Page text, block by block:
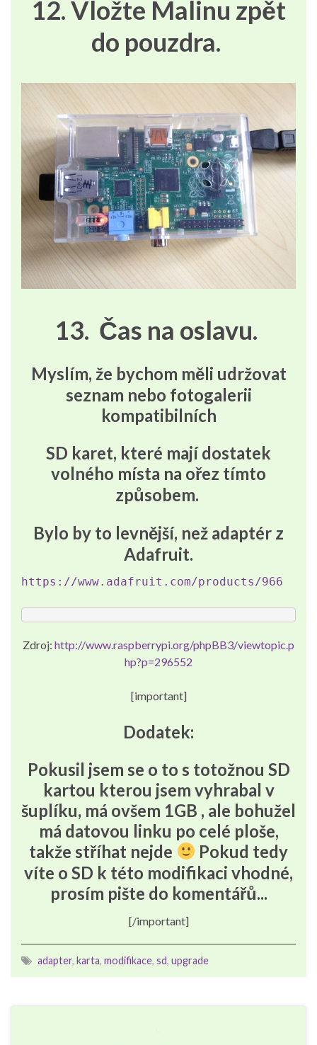
12. Vložte Malinu zpět
do pouzdra.
13. Čas na oslavu.
Myslím, že bychom měli udržovat
seznam nebo fotogalerii
kompatibilních
SD karet, které mají dostatek
volného místa na ořez tímto
způsobem.
Bylo by to levnější, než adaptér z
Adafruit.
https://www.adafruit.com/products/966
Zdroj: http://www.raspberrypi.org/phpBB3/viewtopic.p
hp?p=296552
[important]
Dodatek:
Pokusil jsem se o to s totožnou SD
kartou kterou jsem vyhrabal v
šuplíku, má ovšem 1GB , ale bohužel
má datovou linku po celé ploše,
takže stříhat nejde
Pokud tedy
víte o SD k této modifikaci vhodné,
prosím pište do komentářů...
[/important]
adapter, karta, modifikace, sd, upgrade